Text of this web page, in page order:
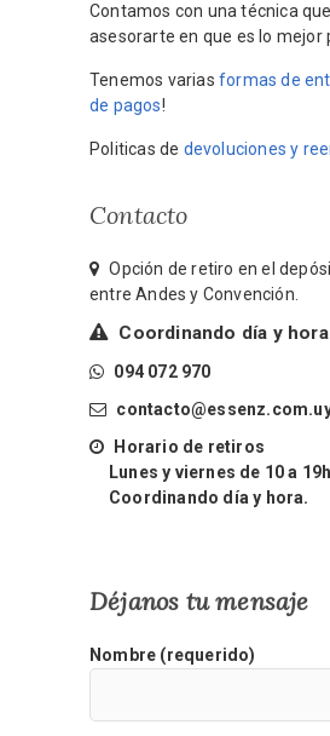
Contamos con una técnica
asesorarte en que es lo mejor
Tenemos varias formas de
de pagos!
Politicas de devoluciones y
Contacto
Opción de retiro en el
entre Andes y Convención.
Coordinando día y
094 072 970
Horario de retiros
Lunes y viernes de 10 a
Coordinando día y hora.
Déjanos tu mensaje
Nombre (requerido)